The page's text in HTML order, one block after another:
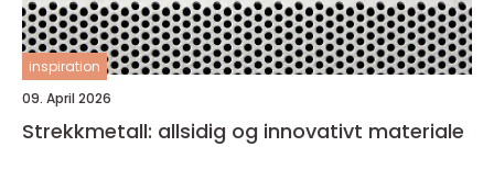
inspiration
09. April 2026
Strekkmetall: allsidig og innovativt materiale